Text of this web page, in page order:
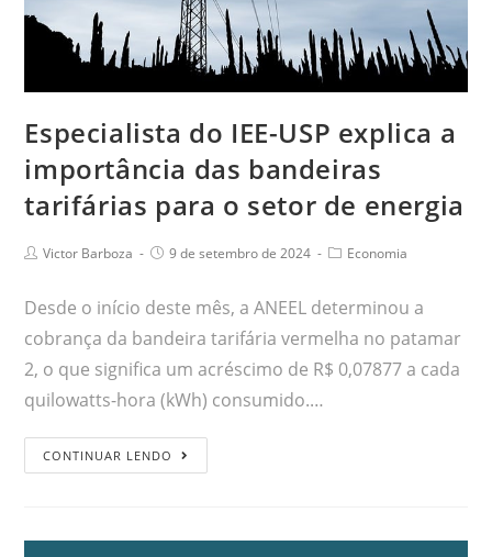
Especialista do IEE-USP explica a
importância das bandeiras
tarifárias para o setor de energia
Victor Barboza 9 de setembro de 2024 Economia
Desde o início deste mês, a ANEEL determinou a
cobrança da bandeira tarifária vermelha no patamar
2, o que significa um acréscimo de R$ 0,07877 a cada
quilowatts-hora (kWh) consumido.…
CONTINUAR LENDO